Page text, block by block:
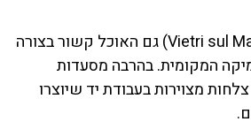
בוייטרי סול מארה (Vietri sul Mare) גם האוכל קשור בצורה
המקומית. בהרבה מסעדות
מצוירות בעבודת יד שיוצרו